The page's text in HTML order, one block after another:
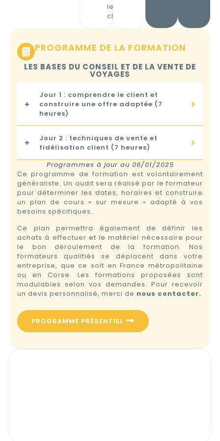
les
clients.
PROGRAMME DE LA FORMATION
LES BASES DU CONSEIL ET DE LA VENTE DE
VOYAGES
Jour 1 : comprendre le client et
construire une offre adaptée (7
heures)
Jour 2 : techniques de vente et
fidélisation client (7 heures)
Programmes à jour au 06/01/2025
Ce programme de formation est volontairement
généraliste. Un audit sera réalisé par le formateur
pour déterminer les dates, horaires et construire
un plan de cours « sur mesure » adapté à vos
besoins spécifiques.
Ce plan permettra également de définir les
achats à effectuer et le matériel nécessaire pour
le bon déroulement de la formation. Nos
formateurs qualifiés se déplacent dans votre
entreprise, que ce soit en France métropolitaine
ou en Corse. Les formations proposées sont
modulables selon vos demandes. Pour recevoir
un devis personnalisé, merci de nous contacter.
PROGRAMME PRÉSENTIEL